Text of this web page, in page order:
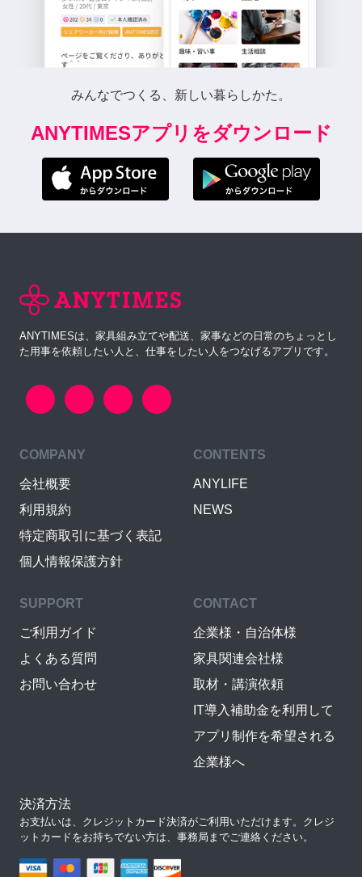
みんなでつくる、新しい暮らしかた。
ANYTIMESアプリをダウンロード
ANYTIMESは、家具組み立てや配送、家事などの日常のちょっとし
た用事を依頼したい人と、仕事をしたい人をつなげるアプリです。
COMPANY
会社概要
利用規約
特定商取引に基づく表記
個人情報保護方針
CONTENTS
ANYLIFE
NEWS
SUPPORT
ご利用ガイド
よくある質問
お問い合わせ
CONTACT
企業様・自治体様
家具関連会社様
取材・講演依頼
IT導入補助金を利用して
アプリ制作を希望される
企業様へ
決済方法
お支払いは、クレジットカード決済がご利用いただけます。クレジ
ットカードをお持ちでない方は、事務局までご連絡ください。